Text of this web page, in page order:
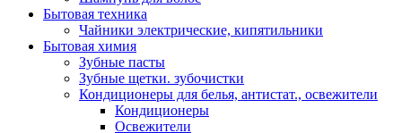
Бытовая техника
Чайники электрические, кипятильники
Бытовая химия
Зубные пасты
Зубные щетки. зубочистки
Кондиционеры для белья, антистат., освежители
Кондиционеры
Освежители